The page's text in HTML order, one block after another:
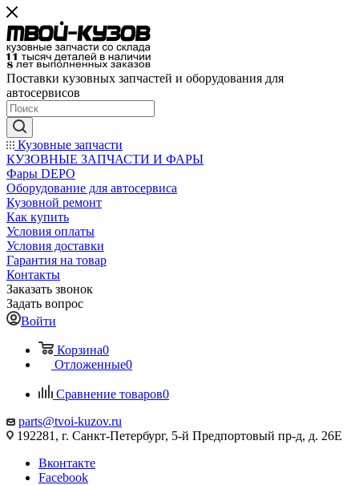
Поставки кузовных запчастей и оборудования для
автосервисов
Кузовные запчасти
КУЗОВНЫЕ ЗАПЧАСТИ И ФАРЫ
Фары DEPO
Оборудование для автосервиса
Кузовной ремонт
Как купить
Условия оплаты
Условия доставки
Гарантия на товар
Контакты
Заказать звонок
Задать вопрос
Войти
Корзина0
Отложенные0
Сравнение товаров0
parts@tvoi-kuzov.ru
192281, г. Санкт-Петербург, 5-й Предпортовый пр-д, д. 26Е
Вконтакте
Facebook